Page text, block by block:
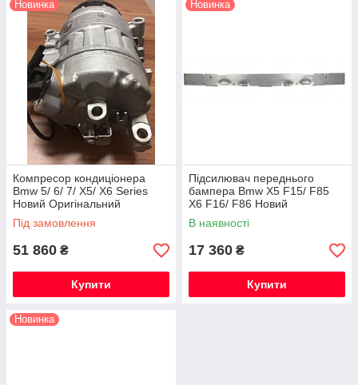
Новинка
Компресор кондиціонера
Bmw 5/ 6/ 7/ X5/ X6 Series
Новий Оригінальний
Під замовлення
51 860 ₴
Купити
Новинка
Підсилювач переднього
бампера Bmw X5 F15/ F85
X6 F16/ F86 Новий
Оригінальний
В наявності
17 360 ₴
Купити
Новинка